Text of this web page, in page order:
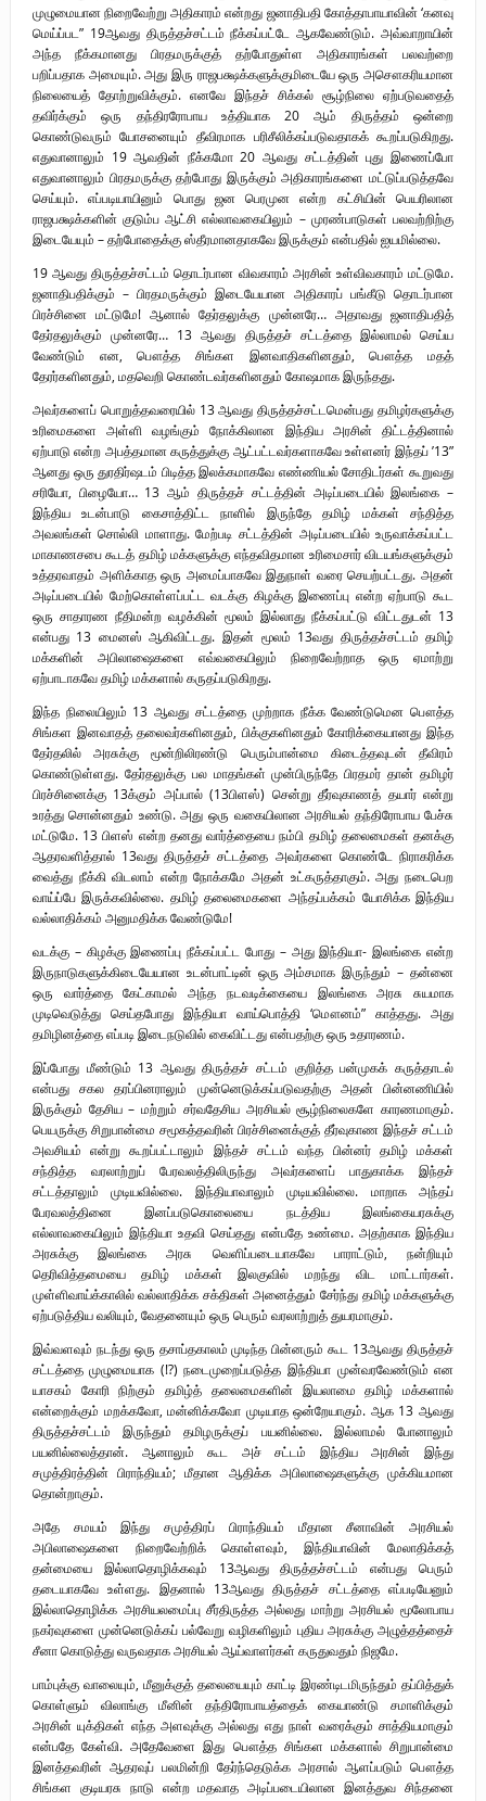
முழுமையான நிறைவேற்று அதிகாரம் என்றது ஜனாதிபதி கோத்தாபாயாவின் ‘கனவு
மெய்ப்பட” 19ஆவது திருத்தச்சட்டம் நீக்கப்பட்டே ஆகவேண்டும். அவ்வாறாயின்
அந்த நீக்கமானது பிரதமருக்குத் தற்போதுள்ள அதிகாரங்கள் பலவற்றை
பறிப்பதாக அமையும். அது இரு ராஜபக்ஷக்களுக்குமிடையே ஒரு அசௌகரியமான
நிலையைத் தோற்றுவிக்கும். எனவே இந்தச் சிக்கல் சூழ்நிலை ஏற்படுவதைத்
தவிர்க்கும் ஒரு தந்திரரோபாய உத்தியாக 20 ஆம் திருத்தம் ஒன்றை
கொண்டுவரும் யோசனையும் தீவிரமாக பரிசீலிக்கப்படுவதாகக் கூறப்படுகிறது.
எதுவானாலும் 19 ஆவதின் நீக்கமோ 20 ஆவது சட்டத்தின் புது இணைப்போ
எதுவானாலும் பிரதமருக்கு தற்போது இருக்கும் அதிகாரங்களை மட்டுப்படுத்தவே
செய்யும். எப்படியாயினும் பொது ஜன பெரமுன என்ற கட்சியின் பெயரிலான
ராஜபக்ஷக்களின் குடும்ப ஆட்சி எல்லாவகையிலும் – முரண்பாடுகள் பலவற்றிற்கு
இடையேயும் – தற்போதைக்கு ஸ்தீரமானதாகவே இருக்கும் என்பதில் ஐயமில்லை.
19 ஆவது திருத்தச்சட்டம் தொடர்பான விவகாரம் அரசின் உள்விவகாரம் மட்டுமே.
ஜனாதிபதிக்கும் – பிரதமருக்கும் இடையேயான அதிகாரப் பங்கீடு தொடர்பான
பிரச்சினை மட்டுமே! ஆனால் தேர்தலுக்கு முன்னரே… அதாவது ஜனாதிபதித்
தேர்தலுக்கும் முன்னரே… 13 ஆவது திருத்தச் சட்டத்தை இல்லாமல் செய்ய
வேண்டும் என, பௌத்த சிங்கள இனவாதிகளினதும், பௌத்த மதத்
தேரர்களினதும், மதவெறி கொண்டவர்களினதும் கோஷமாக இருந்தது.
அவர்களைப் பொறுத்தவரையில் 13 ஆவது திருத்தச்சட்டமென்பது தமிழர்களுக்கு
உரிமைகளை அள்ளி வழங்கும் நோக்கிலான இந்திய அரசின் திட்டத்தினால்
ஏற்பாடு என்ற அபத்தமான கருத்துக்கு ஆட்பட்டவர்களாகவே உள்ளனர் இந்தப் ’13”
ஆனது ஒரு துரதிர்ஷடம் பிடித்த இலக்கமாகவே எண்ணியல் சோதிடர்கள் கூறுவது
சரியோ, பிழையோ… 13 ஆம் திருத்தச் சட்டத்தின் அடிப்படையில் இலங்கை –
இந்திய உடன்பாடு கைசாத்திட்ட நாளில் இருந்தே தமிழ் மக்கள் சந்தித்த
அவலங்கள் சொல்லி மாளாது. மேற்படி சட்டத்தின் அடிப்படையில் உருவாக்கப்பட்ட
மாகாணசபை கூடத் தமிழ் மக்களுக்கு எந்தவிதமான உரிமைசார் விடயங்களுக்கும்
உத்தரவாதம் அளிக்காத ஒரு அமைப்பாகவே இதுநாள் வரை செயற்பட்டது. அதன்
அடிப்படையில் மேற்கொள்ளப்பட்ட வடக்கு கிழக்கு இணைப்பு என்ற ஏற்பாடு கூட
ஒரு சாதாரண நீதிமன்ற வழக்கின் மூலம் இல்லாது நீக்கப்பட்டு விட்டதுடன் 13
என்பது 13 மைனஸ் ஆகிவிட்டது. இதன் மூலம் 13வது திருத்தச்சட்டம் தமிழ்
மக்களின் அபிலாஷைகளை எவ்வகையிலும் நிறைவேற்றாத ஒரு ஏமாற்று
ஏற்பாடாகவே தமிழ் மக்களால் கருதப்படுகிறது.
இந்த நிலையிலும் 13 ஆவது சட்டத்தை முற்றாக நீக்க வேண்டுமென பௌத்த
சிங்கள இனவாதத் தலைவர்களினதும், பிக்குகளினதும் கோரிக்கையானது இந்த
தேர்தலில் அரசுக்கு மூன்றிலிரண்டு பெரும்பான்மை கிடைத்தவுடன் தீவிரம்
கொண்டுள்ளது. தேர்தலுக்கு பல மாதங்கள் முன்பிருந்தே பிரதமர் தான் தமிழர்
பிரச்சினைக்கு 13க்கும் அப்பால் (13பிளஸ்) சென்று தீர்வுகாணத் தயார் என்று
உரத்து சொன்னதும் உண்டு. அது ஒரு வகையிலான அரசியல் தந்திரோபாய பேச்சு
மட்டுமே. 13 பிளஸ் என்ற தனது வார்த்தையை நம்பி தமிழ் தலைமைகள் தனக்கு
ஆதரவளித்தால் 13வது திருத்தச் சட்டத்தை அவர்களை கொண்டே நிராகரிக்க
வைத்து நீக்கி விடலாம் என்ற நோக்கமே அதன் உட்கருத்தாகும். அது நடைபெற
வாய்ப்பே இருக்கவில்லை. தமிழ் தலைமைகளை அந்தப்பக்கம் யோசிக்க இந்திய
வல்லாதிக்கம் அனுமதிக்க வேண்டுமே!
வடக்கு – கிழக்கு இணைப்பு நீக்கப்பட்ட போது – அது இந்தியா- இலங்கை என்ற
இருநாடுகளுக்கிடையேயான உடன்பாட்டின் ஒரு அம்சமாக இருந்தும் – தன்னை
ஒரு வார்த்தை கேட்காமல் அந்த நடவடிக்கையை இலங்கை அரசு சுயமாக
முடிவெடுத்து செய்தபோது இந்தியா வாய்பொத்தி ‘மௌனம்” காத்தது. அது
தமிழினத்தை எப்படி இடைநடுவில் கைவிட்டது என்பதற்கு ஒரு உதாரணம்.
இப்போது மீண்டும் 13 ஆவது திருத்தச் சட்டம் குறித்த பன்முகக் கருத்தாடல்
என்பது சகல தரப்பினராலும் முன்னெடுக்கப்படுவதற்கு அதன் பின்னணியில்
இருக்கும் தேசிய – மற்றும் சர்வதேசிய அரசியல் சூழ்நிலைகளே காரணமாகும்.
பெயருக்கு சிறுபான்மை சமூகத்தவரின் பிரச்சினைக்குத் தீர்வுகாண இந்தச் சட்டம்
அவசியம் என்று கூறப்பட்டாலும் இந்தச் சட்டம் வந்த பின்னர் தமிழ் மக்கள்
சந்தித்த வரலாற்றுப் பேரவலத்திலிருந்து அவர்களைப் பாதுகாக்க இந்தச்
சட்டத்தாலும் முடியவில்லை. இந்தியாவாலும் முடியவில்லை. மாறாக அந்தப்
பேரவலத்தினை இனப்படுகொலையை நடத்திய இலங்கையரசுக்கு
எல்லாவகையிலும் இந்தியா உதவி செய்தது என்பதே உண்மை. அதற்காக இந்திய
அரசுக்கு இலங்கை அரசு வெளிப்படையாகவே பாராட்டும், நன்றியும்
தெரிவித்தமையை தமிழ் மக்கள் இலகுவில் மறந்து விட மாட்டார்கள்.
முள்ளிவாய்க்காலில் வல்லாதிக்க சக்திகள் அனைத்தும் சேர்ந்து தமிழ் மக்களுக்கு
ஏற்படுத்திய வலியும், வேதனையும் ஒரு பெரும் வரலாற்றுத் துயரமாகும்.
இவ்வளவும் நடந்து ஒரு தசாப்தகாலம் முடிந்த பின்னரும் கூட 13ஆவது திருத்தச்
சட்டத்தை முழுமையாக (!?) நடைமுறைப்படுத்த இந்தியா முன்வரவேண்டும் என
யாசகம் கோரி நிற்கும் தமிழ்த் தலைமைகளின் இயலாமை தமிழ் மக்களால்
என்றைக்கும் மறக்கவோ, மன்னிக்கவோ முடியாத ஒன்றேயாகும். ஆக 13 ஆவது
திருத்தச்சட்டம் இருந்தும் தமிழருக்குப் பயனில்லை. இல்லாமல் போனாலும்
பயனில்லைத்தான். ஆனாலும் கூட அச் சட்டம் இந்திய அரசின் இந்து
சமுத்திரத்தின் பிராந்தியம்; மீதான ஆதிக்க அபிலாஷைகளுக்கு முக்கியமான
தொன்றாகும்.
அதே சமயம் இந்து சமுத்திரப் பிராந்தியம் மீதான சீனாவின் அரசியல்
அபிலாஷைகளை நிறைவேற்றிக் கொள்ளவும், இந்தியாவின் மேலாதிக்கத்
தன்மையை இல்லாதொழிக்கவும் 13ஆவது திருத்தச்சட்டம் என்பது பெரும்
தடையாகவே உள்ளது. இதனால் 13ஆவது திருத்தச் சட்டத்தை எப்படியேனும்
இல்லாதொழிக்க அரசியலமைப்பு சீர்திருத்த அல்லது மாற்று அரசியல் மூலோபாய
நகர்வுகளை முன்னெடுக்கப் பல்வேறு வழிகளிலும் புதிய அரசுக்கு அழுத்தத்தைச்
சீனா கொடுத்து வருவதாக அரசியல் ஆய்வாளர்கள் கருதுவதும் நிஜமே.
பாம்புக்கு வாலையும், மீனுக்குத் தலையையும் காட்டி இரண்டிடமிருந்தும் தப்பித்துக்
கொள்ளும் விலாங்கு மீனின் தந்திரோபாயத்தைக் கையாண்டு சமாளிக்கும்
அரசின் யுக்திகள் எந்த அளவுக்கு அல்லது எது நாள் வரைக்கும் சாத்தியமாகும்
என்பதே கேள்வி. அதேவேளை இது பௌத்த சிங்கள மக்களால் சிறுபான்மை
இனத்தவரின் ஆதரவுப் பலமின்றி தேர்ந்தெடுக்க அரசால் ஆளப்படும் பௌத்த
சிங்கள குடியரசு நாடு என்ற மதவாத அடிப்படையிலான இனத்துவ சிந்தனை